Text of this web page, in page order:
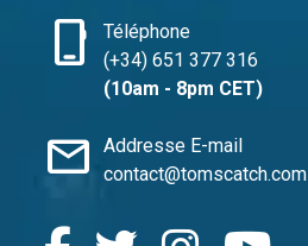
phone_iphone
Téléphone
(+34) 651 377 316
(10am - 8pm CET)
mail
Addresse E-mail
contact@tomscatch.com